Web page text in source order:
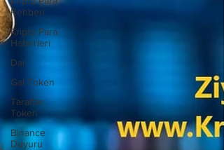
Rehberi
Kripto Para
Haberleri
Dai
Gal Token
Taraftar
Token
Binance
Duyuru